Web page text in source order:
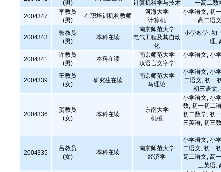
(男)
计算机科学与技术
一高二数
2004347
李教员
(男)
在职培训机构教师
河海大学
计算机
小学语文, 初
一高二语
2004343
郭教员
(男)
本科在读
南京师范大学
电气工程及其自动
化
小学数学, 初
理,
2004341
许教员
(男)
本科在读
南京师范大学
汉语言文字学
小学语文, 小
2004339
王教员
(女)
研究生在读
南京师范大学
马理论
小学语文, 小
二语文, 初一
初三语文,
2004336
贺教员
(女)
本科在读
东南大学
机械
小学语文, 小
数, 初一初二
初二数学, 初
三英语, 初三
2004335
吕教员
(女)
本科在读
南京师范大学
经济学
小学语文, 小
二语文, 初一
高二语文, 高
三英语,